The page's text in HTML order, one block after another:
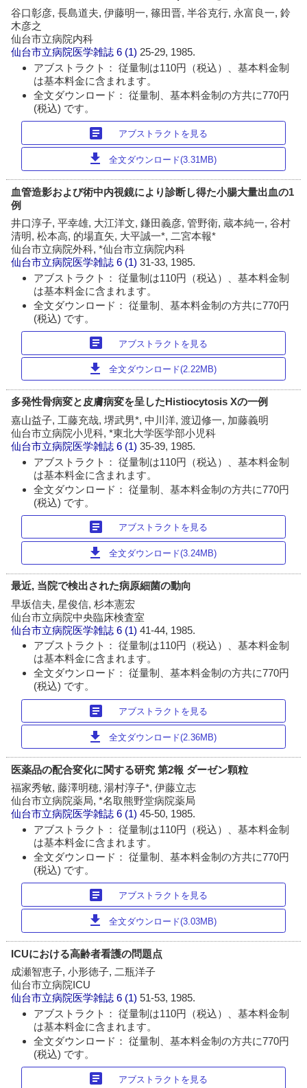
谷口彰彦, 長島道夫, 伊藤明一, 篠田晋, 半谷克行, 永富良一, 鈴
木彦之
仙台市立病院内科
仙台市立病院医学雑誌 6 (1)25-29, 1985.
アブストラクト： 従量制は110円（税込）、基本料金制
は基本料金に含まれます。
全文ダウンロード： 従量制、基本料金制の方共に770円
(税込) です。
article アブストラクトを見る
download 全文ダウンロード(3.31MB)
血管造影および術中内視鏡により診断し得た小腸大量出血の1
例
井口淳子, 平幸雄, 大江洋文, 鎌田義彦, 管野衛, 蔵本純一, 谷村
清明, 松本高, 的場直矢, 大平誠一*, 二宮本報*
仙台市立病院外科, *仙台市立病院内科
仙台市立病院医学雑誌 6 (1)31-33, 1985.
アブストラクト： 従量制は110円（税込）、基本料金制
は基本料金に含まれます。
全文ダウンロード： 従量制、基本料金制の方共に770円
(税込) です。
article アブストラクトを見る
download 全文ダウンロード(2.22MB)
多発性骨病変と皮膚病変を呈したHistiocytosis Xの一例
嘉山益子, 工藤充哉, 堺武男*, 中川洋, 渡辺修一, 加藤義明
仙台市立病院小児科, *東北大学医学部小児科
仙台市立病院医学雑誌 6 (1)35-39, 1985.
アブストラクト： 従量制は110円（税込）、基本料金制
は基本料金に含まれます。
全文ダウンロード： 従量制、基本料金制の方共に770円
(税込) です。
article アブストラクトを見る
download 全文ダウンロード(3.24MB)
最近, 当院で検出された病原細菌の動向
早坂信夫, 星俊信, 杉本憲宏
仙台市立病院中央臨床検査室
仙台市立病院医学雑誌 6 (1)41-44, 1985.
アブストラクト： 従量制は110円（税込）、基本料金制
は基本料金に含まれます。
全文ダウンロード： 従量制、基本料金制の方共に770円
(税込) です。
article アブストラクトを見る
download 全文ダウンロード(2.36MB)
医薬品の配合変化に関する研究 第2報 ダーゼン顆粒
福家秀敏, 藤澤明穂, 湯村淳子*, 伊藤立志
仙台市立病院薬局, *名取熊野堂病院薬局
仙台市立病院医学雑誌 6 (1)45-50, 1985.
アブストラクト： 従量制は110円（税込）、基本料金制
は基本料金に含まれます。
全文ダウンロード： 従量制、基本料金制の方共に770円
(税込) です。
article アブストラクトを見る
download 全文ダウンロード(3.03MB)
ICUにおける高齢者看護の問題点
成瀬智恵子, 小形徳子, 二瓶洋子
仙台市立病院ICU
仙台市立病院医学雑誌 6 (1)51-53, 1985.
アブストラクト： 従量制は110円（税込）、基本料金制
は基本料金に含まれます。
全文ダウンロード： 従量制、基本料金制の方共に770円
(税込) です。
article アブストラクトを見る